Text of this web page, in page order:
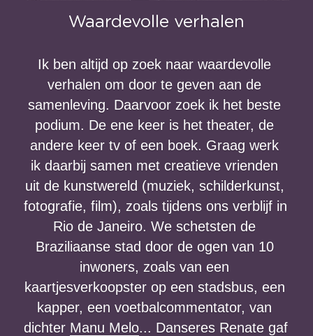
Waardevolle verhalen
Ik ben altijd op zoek naar waardevolle
verhalen om door te geven aan de
samenleving. Daarvoor zoek ik het beste
podium. De ene keer is het theater, de
andere keer tv of een boek. Graag werk
ik daarbij samen met creatieve vrienden
uit de kunstwereld (muziek, schilderkunst,
fotografie, film), zoals tijdens ons verblijf in
Rio de Janeiro. We schetsten de
Braziliaanse stad door de ogen van 10
inwoners, zoals van een
kaartjesverkoopster op een stadsbus, een
kapper, een voetbalcommentator, van
dichter Manu Melo... Danseres Renate gaf